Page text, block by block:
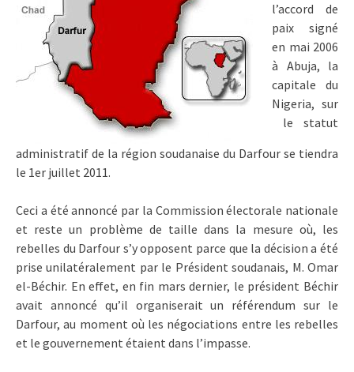
l’accord de
paix signé
en mai 2006
à Abuja, la
capitale du
Nigeria, sur
le statut
administratif de la région soudanaise du Darfour se tiendra
le 1er juillet 2011.
Ceci a été annoncé par la Commission électorale nationale
et reste un problème de taille dans la mesure où, les
rebelles du Darfour s’y opposent parce que la décision a été
prise unilatéralement par le Président soudanais, M. Omar
el-Béchir. En effet, en fin mars dernier, le président Béchir
avait annoncé qu’il organiserait un référendum sur le
Darfour, au moment où les négociations entre les rebelles
et le gouvernement étaient dans l’impasse.